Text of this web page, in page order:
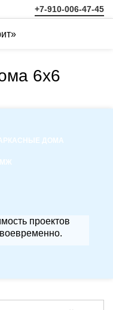
+7-910-006-47-45
6х6
ДОМА
проектов